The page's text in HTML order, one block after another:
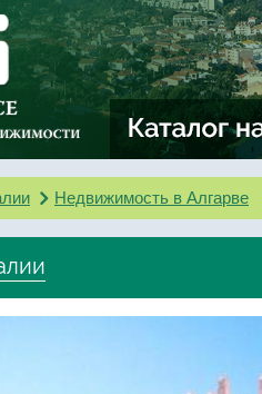
Недвижимость в Алгарве